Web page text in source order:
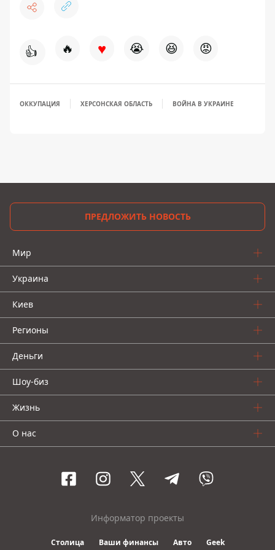
👍 🔥 ♥ 😭 😆 😡
ОККУПАЦИЯ ХЕРСОНСКАЯ ОБЛАСТЬ ВОЙНА В УКРАИНЕ
ПРЕДЛОЖИТЬ НОВОСТЬ
Мир
Украина
Киев
Регионы
Деньги
Шоу-биз
Жизнь
О нас
Информатор проекты
Столица Ваши финансы Авто Geek